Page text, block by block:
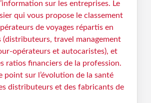
sur les entreprises. Le
qui vous propose le classement
de voyages répartis en
(distributeurs, travel management
opérateurs et autocaristes), et
ratios financiers de la profession.
point sur l’évolution de la santé
distributeurs et des fabricants de